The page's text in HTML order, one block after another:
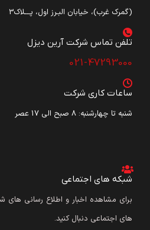
(گمرک غرب)، خیابان البـرز اول، پـــلاک3
تلفن تماس شرکت آرین دیزل​
021-47293000
ساعات کاری شرکت
شنبه تا چهارشنبه: ۸ صبح الی 17 عصر
شبکه های اجتماعی
برای مشاهده اخبار و اطلاع رسانی های
های اجتماعی دنبال کنید.